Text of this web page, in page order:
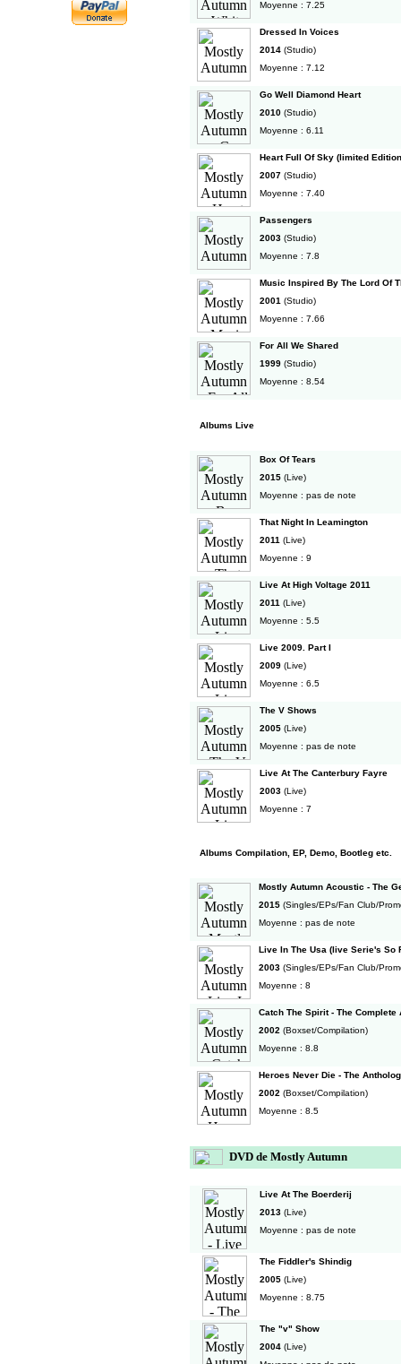
Moyenne : 7.25
Dressed In Voices
2014 (Studio)
Moyenne : 7.12
Go Well Diamond Heart
2010 (Studio)
Moyenne : 6.11
Heart Full Of Sky (limited
2007 (Studio)
Moyenne : 7.40
Passengers
2003 (Studio)
Moyenne : 7.8
Music Inspired By The Lord Of
2001 (Studio)
Moyenne : 7.66
For All We Shared
1999 (Studio)
Moyenne : 8.54
Albums Live
Box Of Tears
2015 (Live)
Moyenne : pas de note
That Night In Leamington
2011 (Live)
Moyenne : 9
Live At High Voltage 2011
2011 (Live)
Moyenne : 5.5
Live 2009. Part I
2009 (Live)
Moyenne : 6.5
The V Shows
2005 (Live)
Moyenne : pas de note
Live At The Canterbury Fayre
2003 (Live)
Moyenne : 7
Albums Compilation, EP, Demo, Bootleg etc.
Mostly Autumn Acoustic - The
2015 (Singles/EPs/Fan Club/
Moyenne : pas de note
Live In The Usa (live Serie's So
2003 (Singles/EPs/Fan Club/
Moyenne : 8
Catch The Spirit - The Complete
2002 (Boxset/Compilation)
Moyenne : 8.8
Heroes Never Die - The
2002 (Boxset/Compilation)
Moyenne : 8.5
DVD de Mostly Autumn
Live At The Boerderij
2013 (Live)
Moyenne : pas de note
The Fiddler's Shindig
2005 (Live)
Moyenne : 8.75
The "v" Show
2004 (Live)